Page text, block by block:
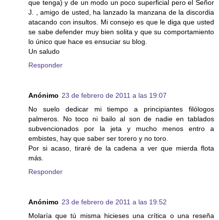
que tenga) y de un modo un poco superficial pero el Señor
J. , amigo de usted, ha lanzado la manzana de la discordia
atacando con insultos. Mi consejo es que le diga que usted
se sabe defender muy bien solita y que su comportamiento
lo único que hace es ensuciar su blog.
Un saludo
Responder
Anónimo 23 de febrero de 2011 a las 19:07
No suelo dedicar mi tiempo a principiantes filólogos
palmeros. No toco ni bailo al son de nadie en tablados
subvencionados por la jeta y mucho menos entro a
embistes, hay que saber ser torero y no toro.
Por si acaso, tiraré de la cadena a ver que mierda flota
más.
Responder
Anónimo 23 de febrero de 2011 a las 19:52
Molaría que tú misma hicieses una crítica o una reseña